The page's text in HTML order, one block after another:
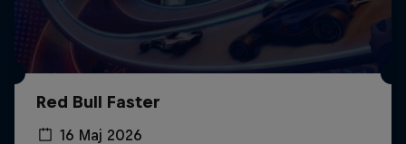
Red Bull Faster
16 Мај 2026